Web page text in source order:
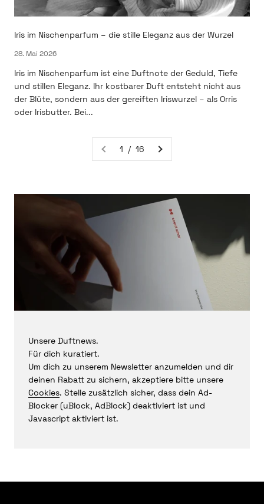
Iris im Nischenparfum – die stille Eleganz aus der Wurzel
28. Mai 2026
Iris im Nischenparfum ist eine Duftnote der Geduld, Tiefe
und stillen Eleganz. Ihr kostbarer Duft entsteht nicht aus
der Blüte, sondern aus der gereiften Iriswurzel – als Orris
oder Irisbutter. Bei...
1 / 16
Unsere Duftnews.
Für dich kuratiert.
Um dich zu unserem Newsletter anzumelden und dir
deinen Rabatt zu sichern, akzeptiere bitte unsere
Cookies. Stelle zusätzlich sicher, dass dein Ad-
Blocker (uBlock, AdBlock) deaktiviert ist und
Javascript aktiviert ist.